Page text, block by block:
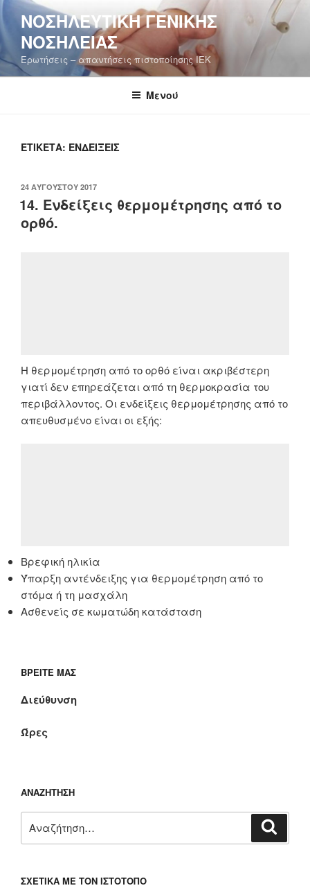
Μετάβαση
στο
περιεχόμενο
ΝΟΣΗΛΕΥΤΙΚΉ ΓΕΝΙΚΉΣ
ΝΟΣΗΛΕΊΑΣ
Ερωτήσεις – απαντήσεις πιστοποίησης ΙΕΚ
Μενού
ΕΤΙΚΈΤΑ: ΕΝΔΕΊΞΕΙΣ
ΔΗΜΟΣΙΕΎΤΗΚΕ
ΣΤΙΣ
24 ΑΥΓΟΎΣΤΟΥ 2017
14. Ενδείξεις θερμομέτρησης από το
ορθό.
Η θερμομέτρηση από το ορθό είναι ακριβέστερη
γιατί δεν επηρεάζεται από τη θερμοκρασία του
περιβάλλοντος. Οι ενδείξεις θερμομέτρησης από το
απευθυσμένο είναι οι εξής:
Βρεφική ηλικία
Ύπαρξη αντένδειξης για θερμομέτρηση από το
στόμα ή τη μασχάλη
Ασθενείς σε κωματώδη κατάσταση
ΒΡΕΊΤΕ ΜΑΣ
Διεύθυνση
Ώρες
ΑΝΑΖΉΤΗΣΗ
για:
ΣΧΕΤΙΚΆ ΜΕ ΤΟΝ ΙΣΤΌΤΟΠΟ